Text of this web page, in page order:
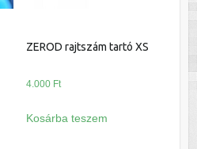
ZEROD rajtszám tartó XS
4.000 Ft
Kosárba teszem